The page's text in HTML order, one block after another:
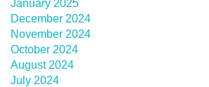
January 2025
December 2024
November 2024
October 2024
August 2024
July 2024